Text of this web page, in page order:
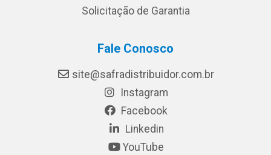
Solicitação de Garantia
Fale Conosco
site@safradistribuidor.com.br
Instagram
Facebook
Linkedin
YouTube